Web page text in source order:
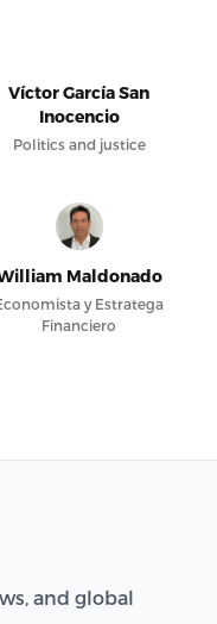
Víctor García San
Inocencio
Politics and justice
Maldonado
y Estratega
Financiero
and global